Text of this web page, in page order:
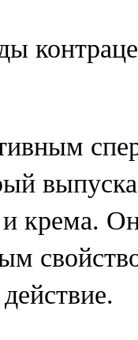
и крема.